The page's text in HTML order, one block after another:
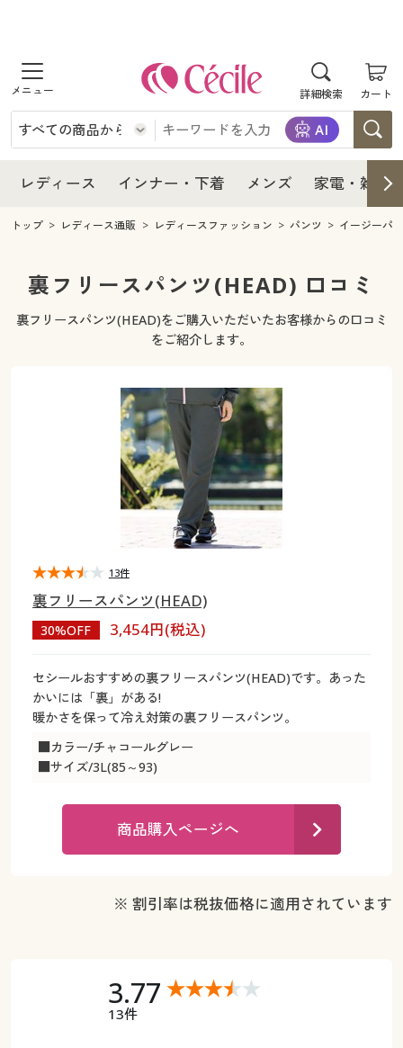
詳細検索 カート
商品を探す
レディース
レディースファッション
女性下着
インナー・下着
インナー・下着通販すべて
女性下着
メンズ下着
メンズ
メンズ通販すべて
メンズファッション
家電・雑貨
家電・雑貨すべて
キッチン・雑貨・日用品
寝具・インテリア・家具
カーテン・ラグ・ファブリック
美容・健康通販すべて
美容・健康・サプリメント
制服・スクール
制服・スクールすべて
ジュニア・ティーンズ下着
大きいサイズ レディース服
大きいサイズ レディース下着
大きいサイズ メンズ
大きいサイズ 事務・制服
バーゲンセール
シークレットセール
詳細検索
商品カテゴリ一覧
カタログ・チラシからのご注文
デジタルカタログ
カタログ無料プレゼント
会員メニュー
レディース インナー・下着 メンズ 家電・雑貨
レディース
レディース通販すべて
レディースファッション
インナー・下着
インナー・下着通販すべて
ジュニア・ティーンズ下着
メンズ
メンズ下着
家電
寝具・インテリア・家具通販すべて
カーテン・ラグ・ファブリック
美容・健康
美容・健康・サプリメント
制服・スクールすべて
ジュニア・ティーンズ下着
大きいサイズ通販すべて
大きいサイズ レディース服
大きいサイズ レディース下着
シークレットセール
商品カテゴリ一覧
カタログ
デジタルカタログ
カタログ無料プレゼント
トップ レディース通販 レディースファッション パンツ イージーパ
裏フリースパンツ(HEAD) 口コミ
裏フリースパンツ(HEAD)をご購入いただいたお客様からの口コミ
をご紹介します。
裏フリースパンツ(HEAD)
30%OFF 3,454円(税込)
セシールおすすめの裏フリースパンツ(HEAD)です。あった
かいには「裏」がある!
暖かさを保って冷え対策の裏フリースパンツ。
■カラー/チャコールグレー
■サイズ/3L(85～93)
13件
商品購入ページへ
※ 割引率は税抜価格に適用されています
3.77
13件